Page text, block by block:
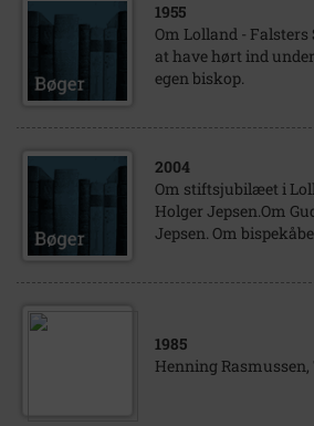
1955
Om Lolland -
at have hørt ind
egen biskop.
2004
Om stiftsjubilæet i
Holger Jepsen.Om
Jepsen. Om
1985
Henning